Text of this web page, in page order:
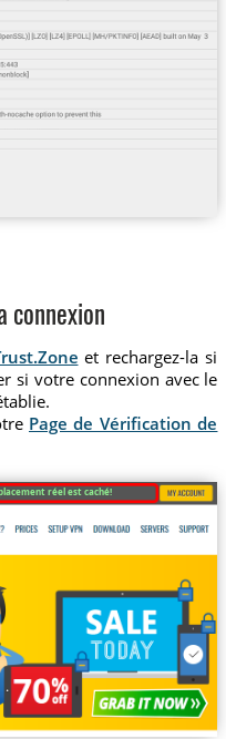
connexion
et rechargez-la si
si votre connexion avec le
Page de Vérification de
réel est caché!